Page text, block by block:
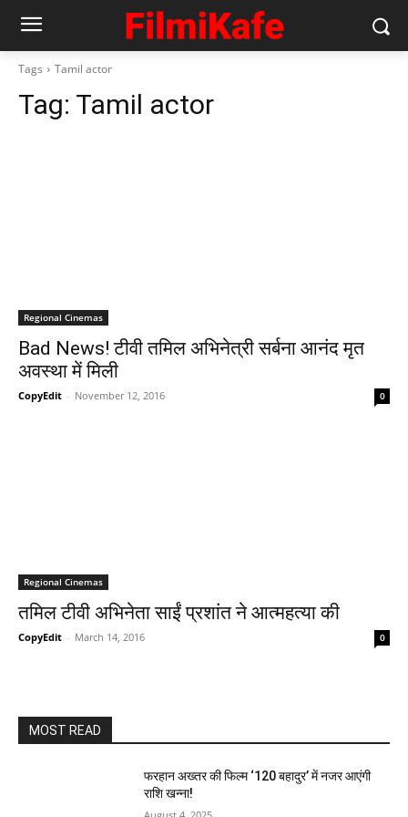
Tags Tamil actor
Tag: Tamil actor
Regional Cinemas
Bad News! टीवी तमिल अभिनेत्री सर्बना आनंद मृत
अवस्‍था में मिली
CopyEdit - November 12, 2016 0
Regional Cinemas
तमिल टीवी अभिनेता साईं प्रशांत ने आत्महत्या की
CopyEdit - March 14, 2016 0
MOST READ
फरहान अख्तर की फिल्म ‘120 बहादुर’ में नजर आएंगी
राशि खन्ना!